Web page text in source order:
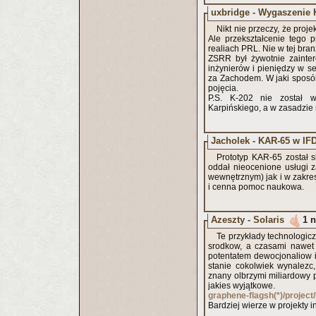
uxbridge - Wygaszenie
Nikt nie przeczy, że
Ale przekształcenie tego
realiach PRL. Nie w tej
ZSRR był żywotnie
inżynierów i pieniędzy w
za Zachodem. W jaki
pojęcia.
P.S. K-202 nie został
Karpińskiego, a w zasadzie
Jacholek - KAR-65 w
Prototyp KAR-65
oddał nieocenione usługi
wewnętrznym) jak i w
i cenna pomoc naukowa.
Azeszty - Solaris 1
Te przykłady
srodkow, a czasami
potentatem dewocjonaliow
stanie cokolwiek
znany olbrzymi miliardowy
jakies wyjątkowe.
graphene-flagsh(*)/
Bardziej wierze w projekty